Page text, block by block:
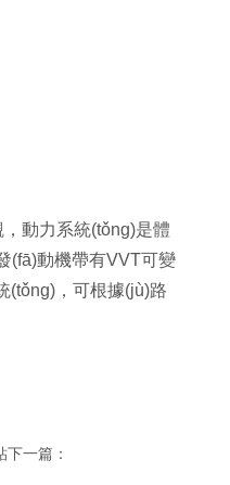
動力系統(tǒng)是體
(fā)動機帶有VVT可變
(tǒng)，可根據(jù)路
下一篇：